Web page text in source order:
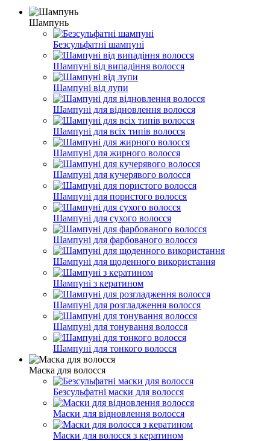
Шампунь
Безсульфатні шампуні
Шампуні від випадіння волосся
Шампуні від лупи
Шампуні для відновлення волосся
Шампуні для всіх типів волосся
Шампуні для жирного волосся
Шампуні для кучерявого волосся
Шампуні для пористого волосся
Шампуні для сухого волосся
Шампуні для фарбованого волосся
Шампуні для щоденного використання
Шампуні з кератином
Шампуні для розгладження волосся
Шампуні для тонування волосся
Шампуні для тонкого волосся
Маска для волосся
Безсульфатні маски для волосся
Маски для відновлення волосся
Маски для волосся з кератином